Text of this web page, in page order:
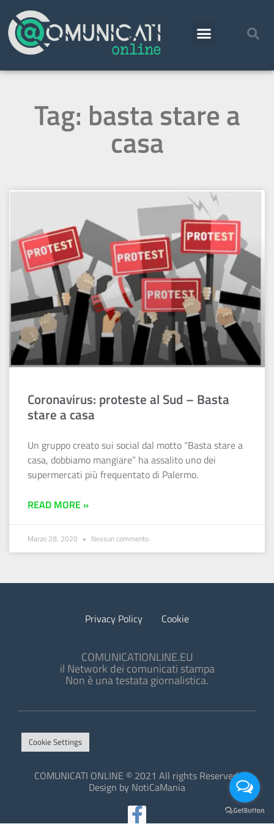
Tag: basta stare a
casa
Coronavirus: proteste al Sud – Basta
stare a casa
Un gruppo creato sui social dal motto “Basta stare a
casa, dobbiamo mangiare” ha assalito uno dei
supermercati più frequentato di Palermo.
READ MORE »
Marzo 28, 2020 Nessun commento
Privacy Policy Cookie
COMUNICATIONLINE.EU
il Network dei comunicati stampa
Non è una testata giornalistica.
Cookie Settings
COMUNICATI ONLINE © 2021 All rights Reserved.
Design by NotiCaMania